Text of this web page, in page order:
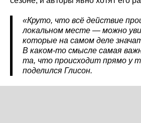
«Круто, что всё действие
локальном месте — можно
которые на самом деле
В каком-то смысле самая
та, что происходит прямо у
поделился Глисон.